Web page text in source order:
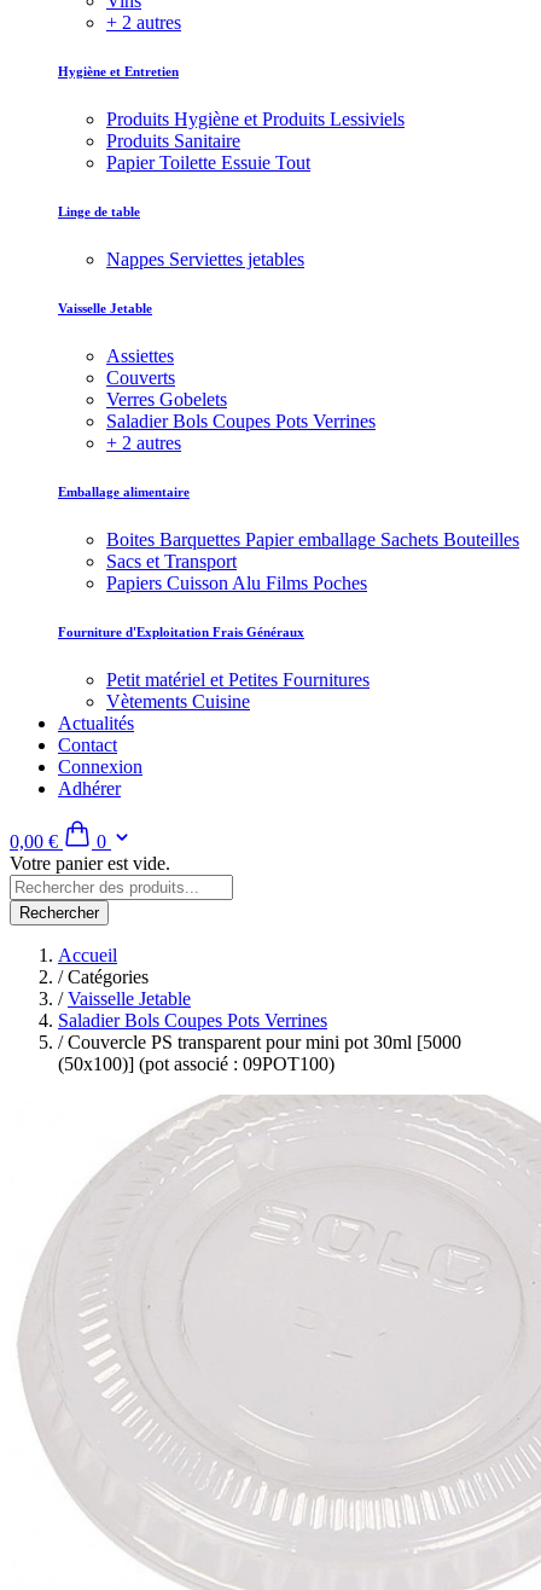
+ 2 autres
Hygiène et Entretien
Produits Hygiène et Produits Lessiviels
Produits Sanitaire
Papier Toilette Essuie Tout
Linge de table
Nappes Serviettes jetables
Vaisselle Jetable
Assiettes
Couverts
Verres Gobelets
Saladier Bols Coupes Pots Verrines
+ 2 autres
Emballage alimentaire
Boites Barquettes Papier emballage Sachets Bouteilles
Sacs et Transport
Papiers Cuisson Alu Films Poches
Fourniture d'Exploitation Frais Généraux
Petit matériel et Petites Fournitures
Vètements Cuisine
Actualités
Contact
Connexion
Adhérer
0,00 €
0
Votre panier est vide.
Rechercher
Accueil
/Catégories
/ Vaisselle Jetable
Saladier Bols Coupes Pots Verrines
/Couvercle PS transparent pour mini pot 30ml [5000
(50x100)] (pot associé : 09POT100)